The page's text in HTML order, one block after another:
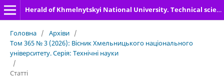
Herald of Khmelnytskyi National University. Technical sciences
Головна / Архіви /
Том 365 № 3 (2026): Вісник Хмельницького національного
університету. Серія: Технічні науки
/
Статті